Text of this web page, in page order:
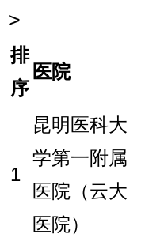
>
排
序
医院
1
昆明医科大
学第一附属
医院（云大
医院）